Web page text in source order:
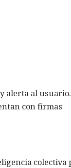
alerta al
con firmas
colectiva